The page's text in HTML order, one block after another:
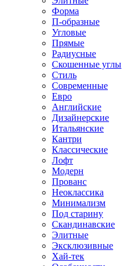
Форма
П-образные
Угловые
Прямые
Радиусные
Скошенные углы
Стиль
Современные
Евро
Английские
Дизайнерские
Итальянские
Кантри
Классические
Лофт
Модерн
Прованс
Неоклассика
Минимализм
Под старину
Скандинавские
Элитные
Эксклюзивные
Хай-тек